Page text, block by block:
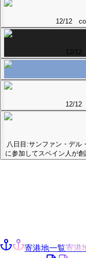
12/12
12/
12/
八日目:サンファン・デル
に参加してスペイン人が
寄港地一覧寄港